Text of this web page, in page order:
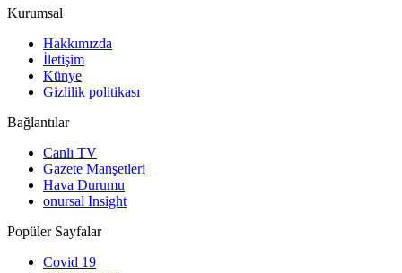
Kurumsal
Hakkımızda
İletişim
Künye
Gizlilik politikası
Bağlantılar
Canlı TV
Gazete Manşetleri
Hava Durumu
onursal Insight
Popüler Sayfalar
Covid 19